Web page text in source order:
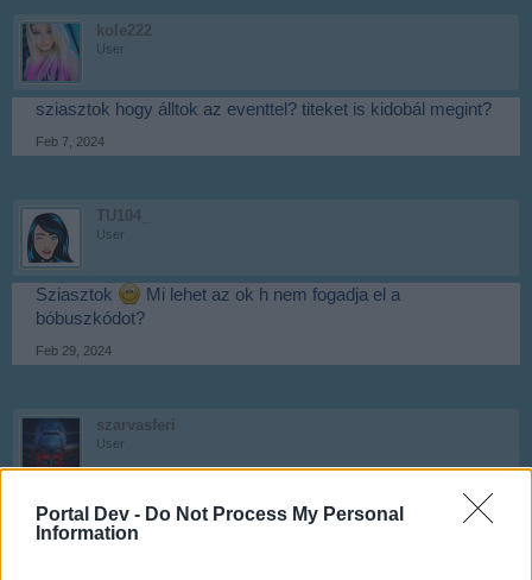
Portal Dev - Do Not Process My Personal
Information
kole222
User
sziasztok hogy álltok az eventtel? titeket is kidobál megint?
Feb 7, 2024
TU104_
User
Sziasztok
Mi lehet az ok h nem fogadja el a
bóbuszkódot?
Feb 29, 2024
szarvasferi
User
TU104_ said:
Sziasztok